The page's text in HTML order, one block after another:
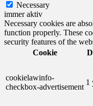
Necessary
immer aktiv
Necessary cookies are
function properly. These
security features of the
Cookie
cookielawinfo-
checkbox-advertisement
1